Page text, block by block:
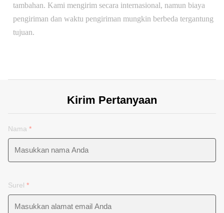
tambahan. Kami mengirim secara internasional, namun biaya
pengiriman dan waktu pengiriman mungkin berbeda tergantung
tujuan.
Kirim Pertanyaan
Nama *
Surel *